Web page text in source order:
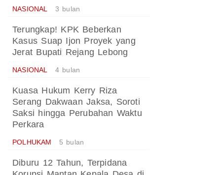
NASIONAL 3 bulan
Terungkap! KPK Beberkan
Kasus Suap Ijon Proyek yang
Jerat Bupati Rejang Lebong
NASIONAL 4 bulan
Kuasa Hukum Kerry Riza
Serang Dakwaan Jaksa, Soroti
Saksi hingga Perubahan Waktu
Perkara
POLHUKAM 5 bulan
Diburu 12 Tahun, Terpidana